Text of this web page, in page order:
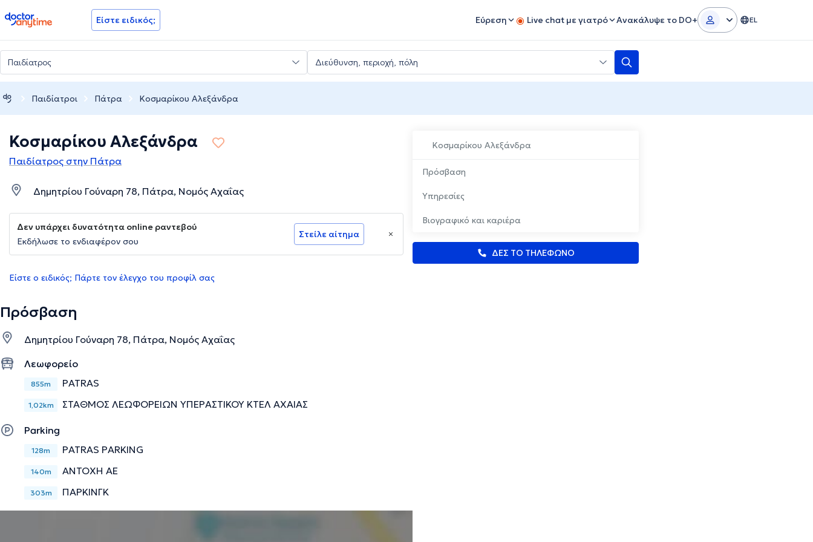
doctoranytime Είστε ειδικός; Εύρεση Live chat με γιατρό Ανακάλυψε το DO+ EL
Παιδίατροι Πάτρα Κοσμαρίκου Αλεξάνδρα
Κοσμαρίκου Αλεξάνδρα
Πρόσβαση
Υπηρεσίες
Βιογραφικό και καριέρα
ΔΕΣ ΤΟ ΤΗΛΕΦΩΝΟ
Κοσμαρίκου Αλεξάνδρα
Παιδίατρος στην Πάτρα
Δημητρίου Γούναρη 78, Πάτρα, Νομός Αχαΐας
Δεν υπάρχει δυνατότητα online ραντεβού
Εκδήλωσε το ενδιαφέρον σου
Στείλε αίτημα
Είστε ο ειδικός; Πάρτε τον έλεγχο του προφίλ σας
Πρόσβαση
Δημητρίου Γούναρη 78, Πάτρα, Νομός Αχαΐας
Λεωφορείο
855m PATRAS
1,02km ΣΤΑΘΜΟΣ ΛΕΩΦΟΡΕΙΩΝ ΥΠΕΡΑΣΤΙΚΟΥ ΚΤΕΛ ΑΧΑΙΑΣ
Parking
128m PATRAS PARKING
140m ΑΝΤΟΧΗ ΑΕ
303m ΠΑΡΚΙΝΓΚ